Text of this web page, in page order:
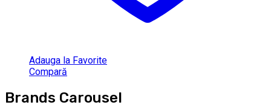
Adauga la Favorite
Compară
Brands Carousel